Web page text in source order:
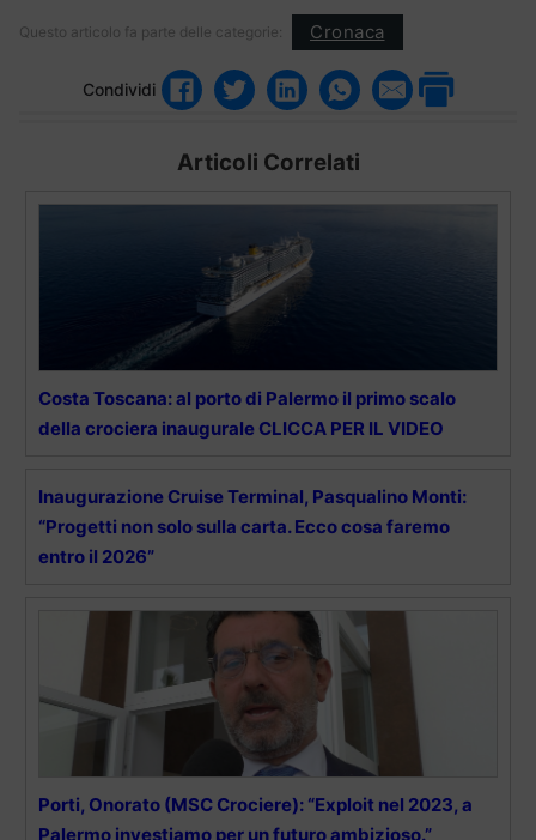
Questo articolo fa parte delle categorie: Cronaca
Condividi
Articoli Correlati
Costa Toscana: al porto di Palermo il primo scalo
della crociera inaugurale CLICCA PER IL VIDEO
Inaugurazione Cruise Terminal, Pasqualino Monti:
“Progetti non solo sulla carta. Ecco cosa faremo
entro il 2026”
Porti, Onorato (MSC Crociere): “Exploit nel 2023, a
Palermo investiamo per un futuro ambizioso.”